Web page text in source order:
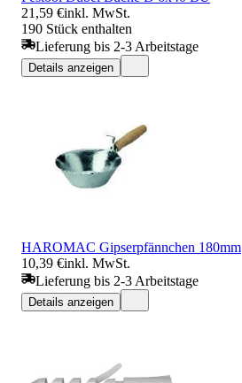
21,59 €inkl. MwSt.
190 Stück enthalten
Lieferung bis 2-3 Arbeitstage
Details anzeigen
HAROMAC Gipserpfännchen 180mm
10,39 €inkl. MwSt.
Lieferung bis 2-3 Arbeitstage
Details anzeigen